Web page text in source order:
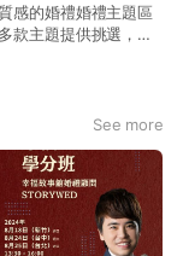
全台多家五星飯
我們將最大的努
人的需求，並為
讓新人能夠享受
的回憶。
感的婚禮婚禮主題區
款主題提供挑選，立
See more